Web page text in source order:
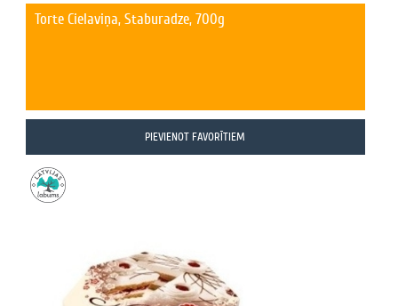
Torte Cielaviņa, Staburadze, 700g
PIEVIENOT FAVORĪTIEM